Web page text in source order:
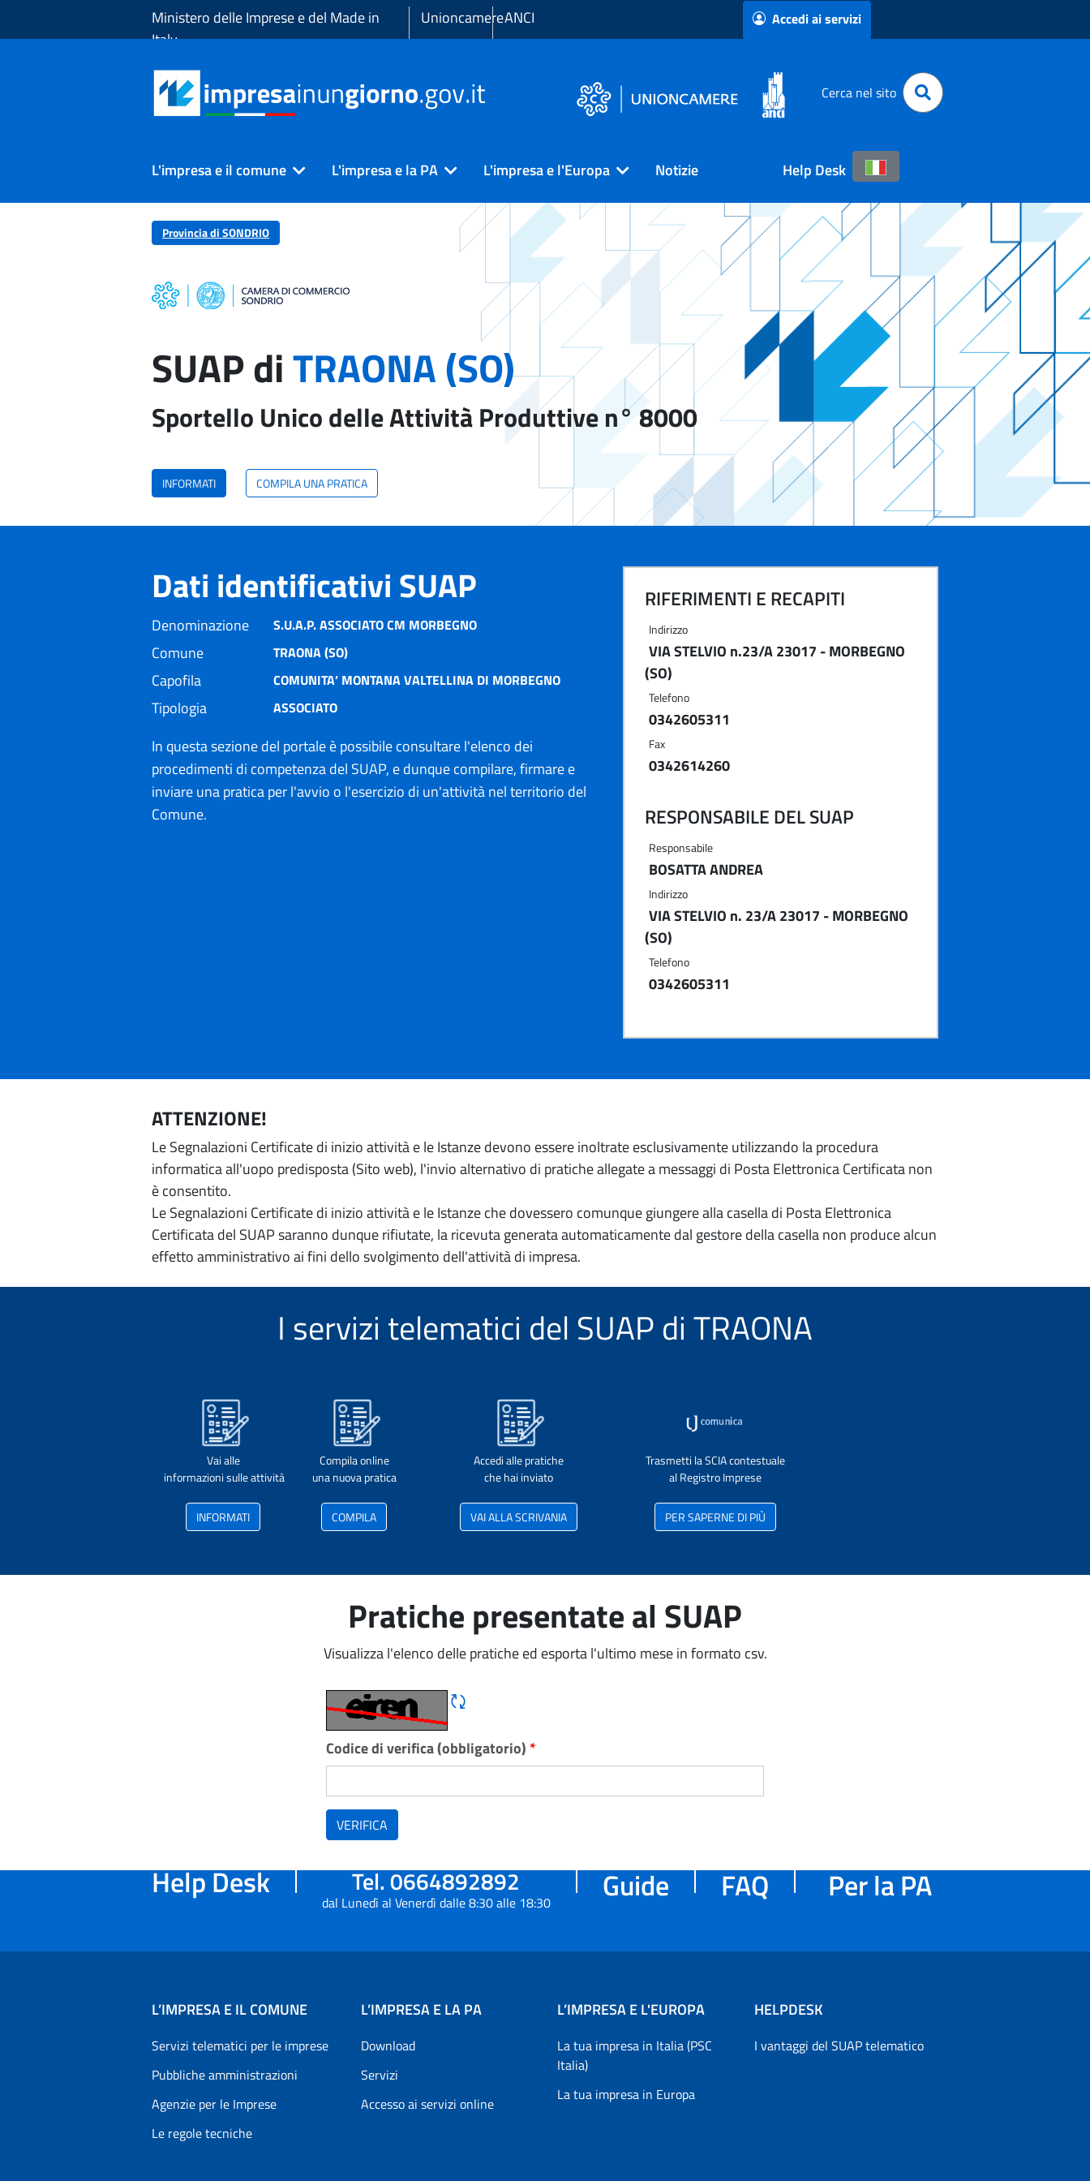
Ministero delle Imprese e del Made in
Italy
UnioncamereANCI Accedi ai servizi
Cerca nel sito
L'impresa e il comune L'impresa e la PA L'impresa e l'Europa Notizie Help Desk
Provincia di SONDRIO
SUAP diTRAONA (SO)
Sportello Unico delle Attività Produttive n° 8000
INFORMATI COMPILA UNA PRATICA
Dati identificativi SUAP
Denominazione S.U.A.P. ASSOCIATO CM MORBEGNO
Comune TRAONA (SO)
Capofila COMUNITA’ MONTANA VALTELLINA DI MORBEGNO
Tipologia ASSOCIATO
In questa sezione del portale è possibile consultare l'elenco dei
procedimenti di competenza del SUAP, e dunque compilare, firmare e
inviare una pratica per l'avvio o l'esercizio di un'attività nel territorio del
Comune.
RIFERIMENTI E RECAPITI
Indirizzo
VIA STELVIO n.23/A 23017 - MORBEGNO
(SO)
Telefono
0342605311
Fax
0342614260
RESPONSABILE DEL SUAP
Responsabile
BOSATTA ANDREA
Indirizzo
VIA STELVIO n. 23/A 23017 - MORBEGNO
(SO)
Telefono
0342605311
ATTENZIONE!
Le Segnalazioni Certificate di inizio attività e le Istanze devono essere inoltrate esclusivamente utilizzando la procedura
informatica all'uopo predisposta (Sito web), l'invio alternativo di pratiche allegate a messaggi di Posta Elettronica Certificata non
è consentito.
Le Segnalazioni Certificate di inizio attività e le Istanze che dovessero comunque giungere alla casella di Posta Elettronica
Certificata del SUAP saranno dunque rifiutate, la ricevuta generata automaticamente dal gestore della casella non produce alcun
effetto amministrativo ai fini dello svolgimento dell'attività di impresa.
I servizi telematici del SUAP di TRAONA
Vai alle
informazioni sulle attività
INFORMATI
Compila online
una nuova pratica
COMPILA
Accedi alle pratiche
che hai inviato
VAI ALLA SCRIVANIA
Trasmetti la SCIA contestuale
al Registro Imprese
PER SAPERNE DI PIÙ
Pratiche presentate al SUAP
Visualizza l'elenco delle pratiche ed esporta l'ultimo mese in formato csv.
Rigene CAPTCHA
Codice di verifica (obbligatorio) *
VERIFICA
Help Desk Tel. 0664892892
dal Lunedì al Venerdì dalle 8:30 alle 18:30 Guide FAQ Per la PA
L’IMPRESA E IL COMUNE
Servizi telematici per le imprese
Pubbliche amministrazioni
Agenzie per le Imprese
Le regole tecniche
L’IMPRESA E LA PA
Download
Servizi
Accesso ai servizi online
L’IMPRESA E L'EUROPA
La tua impresa in Italia (PSC
Italia)
La tua impresa in Europa
HELPDESK
I vantaggi del SUAP telematico